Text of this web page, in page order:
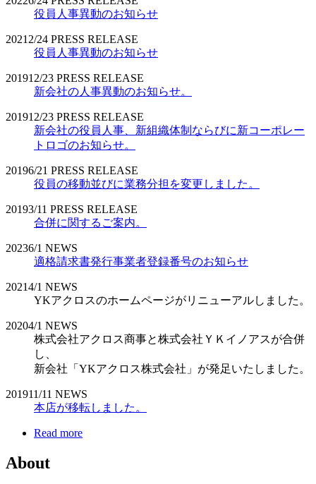
役員人事異動のお知らせ
2021 2/24 PRESS RELEASE
役員人事異動のお知らせ
201912/23 PRESS RELEASE
新会社の人事異動のお知らせ。
201912/23 PRESS RELEASE
新会社の役員人事、新組織体制ならびに新コーポレー
トロゴのお知らせ。
20196/21 PRESS RELEASE
役員の移動並びに業務分担を変更しました。
20193/11 PRESS RELEASE
合併に関するご案内。
20236/1 NEWS
適格請求書発行事業者登録番号のお知らせ
20214/1 NEWS
YKアクロスのホームページがリニューアルしました。
20204/1 NEWS
株式会社アクロス商事と株式会社ＹＫイノアスが合併
し、
新会社「YKアクロス株式会社」が発足いたしました。
201911/11 NEWS
本店が移転しました。
Read more
About